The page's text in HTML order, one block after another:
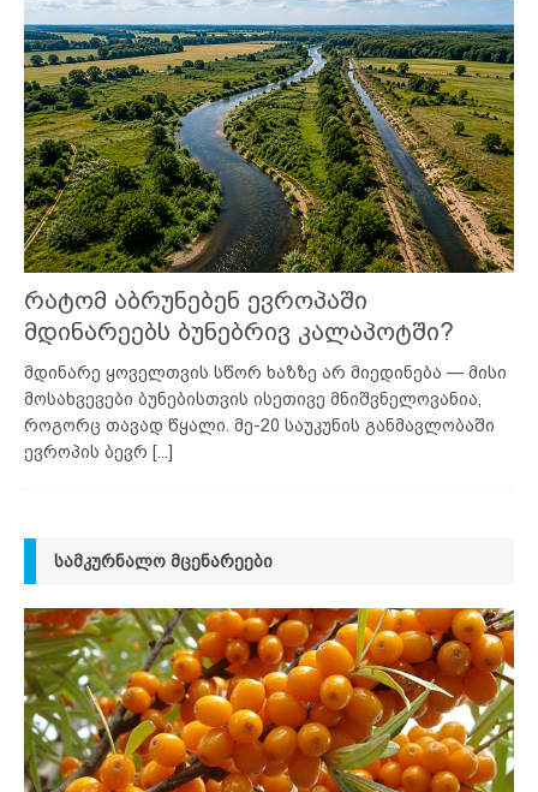
რატომ აბრუნებენ ევროპაში
მდინარეებს ბუნებრივ კალაპოტში?
მდინარე ყოველთვის სწორ ხაზზე არ მიედინება — მისი
მოსახვევები ბუნებისთვის ისეთივე მნიშვნელოვანია,
როგორც თავად წყალი. მე-20 საუკუნის განმავლობაში
ევროპის ბევრ [...]
ᲡᲐᲛᲙᲣᲠᲜᲐᲚᲝ ᲛᲪᲔᲜᲐᲠᲔᲔᲑᲘ